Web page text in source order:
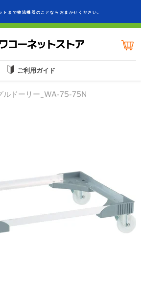
トまで物流機器のことならおまかせください。
ご利用ガイド
カ
ー
を
ルドーリー_WA-75-75N